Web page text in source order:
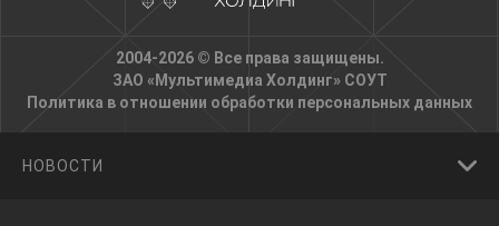
2004-2026 © Все права защищены.
ЗАО «Мультимедиа Холдинг» СОУТ
Политика в отношении обработки персональных данных
НОВОСТИ